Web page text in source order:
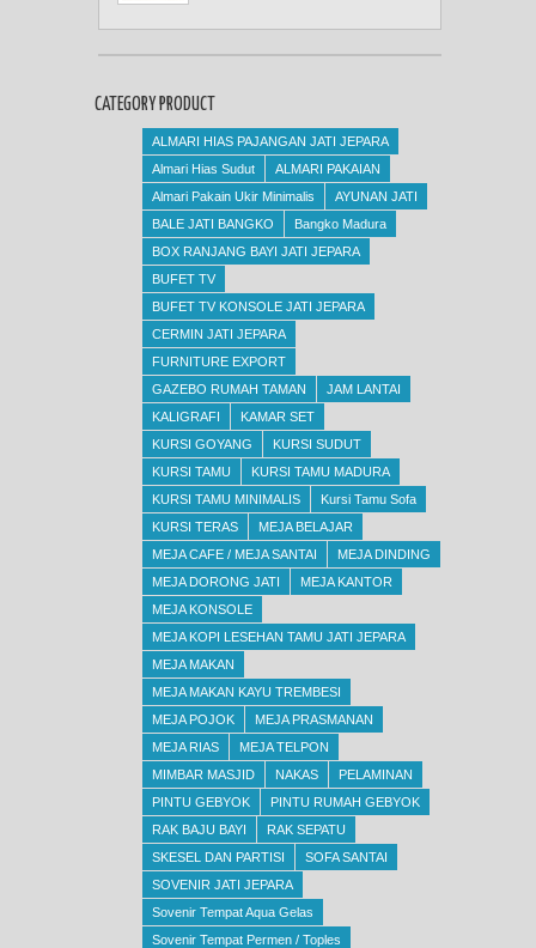
CATEGORY PRODUCT
ALMARI HIAS PAJANGAN JATI JEPARA
Almari Hias Sudut
ALMARI PAKAIAN
Almari Pakain Ukir Minimalis
AYUNAN JATI
BALE JATI BANGKO
Bangko Madura
BOX RANJANG BAYI JATI JEPARA
BUFET TV
BUFET TV KONSOLE JATI JEPARA
CERMIN JATI JEPARA
FURNITURE EXPORT
GAZEBO RUMAH TAMAN
JAM LANTAI
KALIGRAFI
KAMAR SET
KURSI GOYANG
KURSI SUDUT
KURSI TAMU
KURSI TAMU MADURA
KURSI TAMU MINIMALIS
Kursi Tamu Sofa
KURSI TERAS
MEJA BELAJAR
MEJA CAFE / MEJA SANTAI
MEJA DINDING
MEJA DORONG JATI
MEJA KANTOR
MEJA KONSOLE
MEJA KOPI LESEHAN TAMU JATI JEPARA
MEJA MAKAN
MEJA MAKAN KAYU TREMBESI
MEJA POJOK
MEJA PRASMANAN
MEJA RIAS
MEJA TELPON
MIMBAR MASJID
NAKAS
PELAMINAN
PINTU GEBYOK
PINTU RUMAH GEBYOK
RAK BAJU BAYI
RAK SEPATU
SKESEL DAN PARTISI
SOFA SANTAI
SOVENIR JATI JEPARA
Sovenir Tempat Aqua Gelas
Sovenir Tempat Permen / Toples